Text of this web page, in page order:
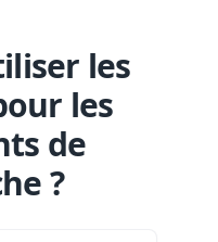
les
les
de
?